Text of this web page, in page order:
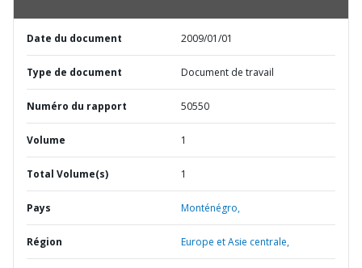
Date du document 2009/01/01
Type de document Document de travail
Numéro du rapport 50550
Volume 1
Total Volume(s) 1
Pays Monténégro,
Région Europe et Asie centrale,